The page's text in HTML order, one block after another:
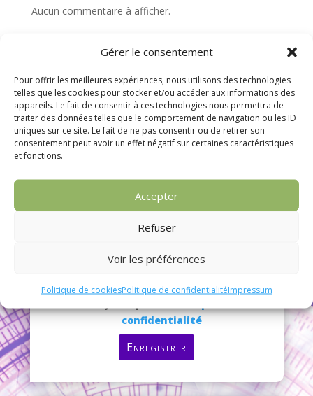
Gérer le consentement
Pour offrir les meilleures expériences, nous utilisons des technologies
telles que les cookies pour stocker et/ou accéder aux informations des
appareils. Le fait de consentir à ces technologies nous permettra de
traiter des données telles que le comportement de navigation ou les ID
uniques sur ce site. Le fait de ne pas consentir ou de retirer son
consentement peut avoir un effet négatif sur certaines caractéristiques
et fonctions.
Accepter
Refuser
Voir les préférences
Politique de cookiesPolitique de confidentialitéImpressum
Aucun commentaire à afficher.
confidentialité
Enregistrer